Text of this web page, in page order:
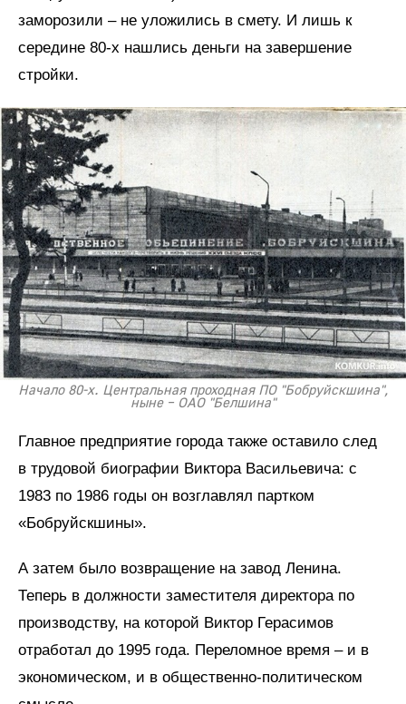
заморозили – не уложились в смету. И лишь к
середине 80-х нашлись деньги на завершение
стройки.
Начало 80-х. Центральная проходная ПО "Бобруйскшина",
ныне – ОАО "Белшина"
Главное предприятие города также оставило след
в трудовой биографии Виктора Васильевича: с
1983 по 1986 годы он возглавлял партком
«Бобруйскшины».
А затем было возвращение на завод Ленина.
Теперь в должности заместителя директора по
производству, на которой Виктор Герасимов
отработал до 1995 года. Переломное время – и в
экономическом, и в общественно-политическом